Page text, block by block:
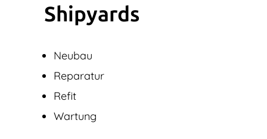
Shipyards
Neubau
Reparatur
Refit
Wartung